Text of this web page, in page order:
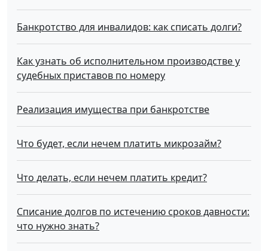
Банкротство для инвалидов: как списать долги?
Как узнать об исполнительном производстве у
судебных приставов по номеру
Реализация имущества при банкротстве
Что будет, если нечем платить микрозайм?
Что делать, если нечем платить кредит?
Списание долгов по истечению сроков давности:
что нужно знать?